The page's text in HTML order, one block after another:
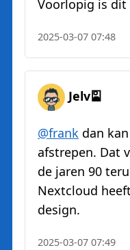
Voorlopig is dit
2025-03-07 07:48
Jelv🎴
@frank dan
afstrepen. Dat
de jaren 90
Nextcloud
design.
2025-03-07 07:49